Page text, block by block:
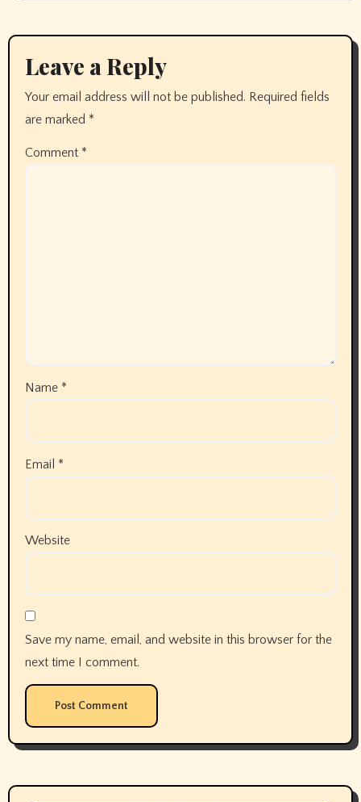
Leave a Reply
Your email address will not be published. Required fields
are marked *
Comment *
Name *
Email *
Website
Save my name, email, and website in this browser for the
next time I comment.